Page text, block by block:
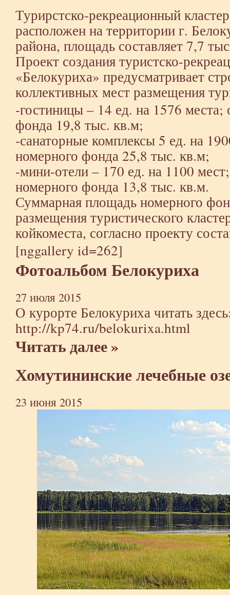
Турирстско-рекреационный
расположен на территории г.
района, площадь составляет 7,7
Проект создания туристско-
«Белокуриха» предусматривает
коллективных мест размещения
-гостиницы – 14 ед. на 1576
фонда 19,8 тыс. кв.м;
-санаторные комплексы 5 ед. на
номерного фонда 25,8 тыс. кв.м;
-мини-отели – 170 ед. на 1100
номерного фонда 13,8 тыс. кв.м.
Суммарная площадь номерного
размещения туристического
койкоместа, согласно проекту
[nggallery id=262]
Фотоальбом Белокуриха
27 июля 2015
О курорте Белокуриха читать
http://kp74.ru/belokurixa.html
Читать далее »
Хомутининские лечебные
23 июня 2015